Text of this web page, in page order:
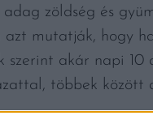
zöldség és
mutatják, hogy
szerint akár napi 10
többek között